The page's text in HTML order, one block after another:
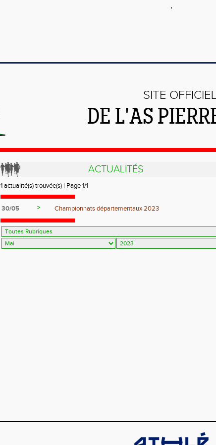
SITE OFFICIEL
DE L'AS
ACTUALITÉS
1 actualité(s) trouvée(s) | Page 1/1
30/05 > Championnats départementaux 2023